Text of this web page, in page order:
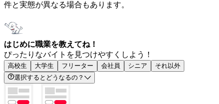
件と実態が異なる場合もあります。
はじめに職業を教えてね！
ぴったりなバイトを見つけやすくしよう！
高校生 大学生 フリーター 会社員 シニア
それ以外
選択するとどうなるの？